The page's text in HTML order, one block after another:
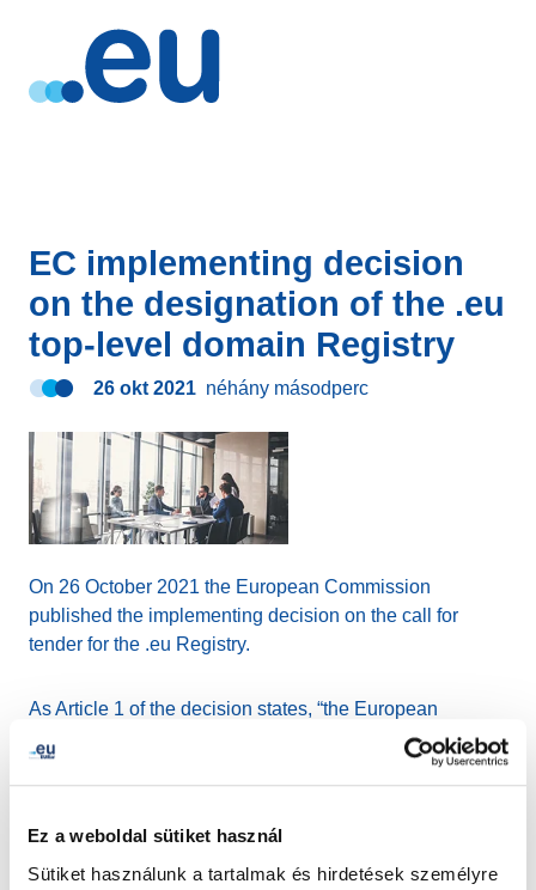
Ez a weboldal sütiket használ
Sütiket használunk a tartalmak és hirdetések személyre
EC implementing decision
on the designation of the .eu
top-level domain Registry
26 okt 2021 néhány másodperc
On 26 October 2021 the European Commission
published the implementing decision on the call for
tender for the .eu Registry.
As Article 1 of the decision states, “the European
Registry for Internet Domains (EURid) shall be the .eu
top-level domain Registry entrusted with the
top-level domain pursuant to Article 8(3) of Regulation